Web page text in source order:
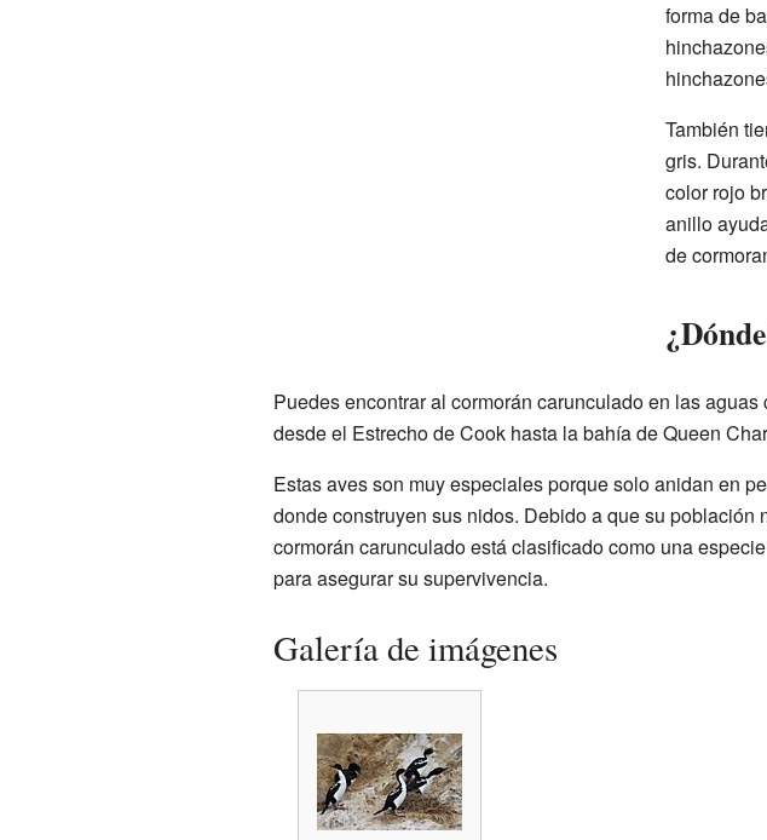
forma de
También
gris.
color rojo
anillo
de
Puedes encontrar al cormorán carunculado en las
desde el Estrecho de Cook hasta la bahía de Queen
Estas aves son muy especiales porque solo anidan en
donde construyen sus nidos. Debido a que su
cormorán carunculado está clasificado como una
para asegurar su supervivencia.
Galería de imágenes